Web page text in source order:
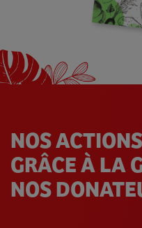
NOS
GRÂCE À LA
NOS